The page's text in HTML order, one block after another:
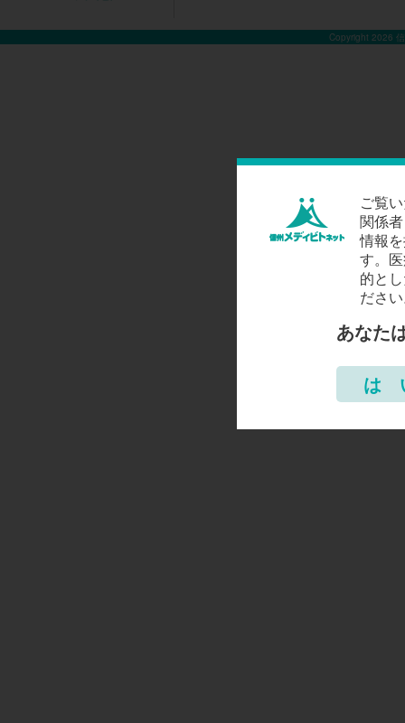
Copyright 2026
ご覧
関係
情報
す。
的と
ださ
あなた
は